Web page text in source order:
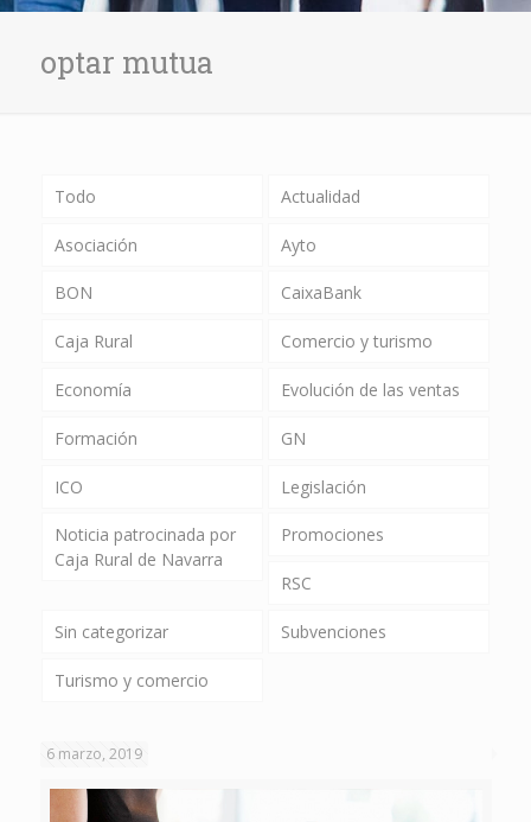
optar mutua
Todo Actualidad
Asociación Ayto
BON CaixaBank
Caja Rural Comercio y turismo
Economía Evolución de las ventas
Formación GN
ICO Legislación
Noticia patrocinada por
Caja Rural de Navarra
Promociones
RSC
Sin categorizar Subvenciones
Turismo y comercio
6 marzo, 2019